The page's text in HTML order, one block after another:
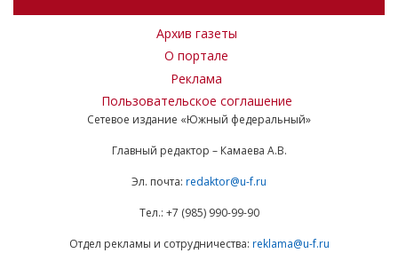
Архив газеты
О портале
Реклама
Пользовательское соглашение
Сетевое издание «Южный федеральный»
Главный редактор – Камаева А.В.
Эл. почта: redaktor@u-f.ru
Тел.: +7 (985) 990-99-90
Отдел рекламы и сотрудничества: reklama@u-f.ru